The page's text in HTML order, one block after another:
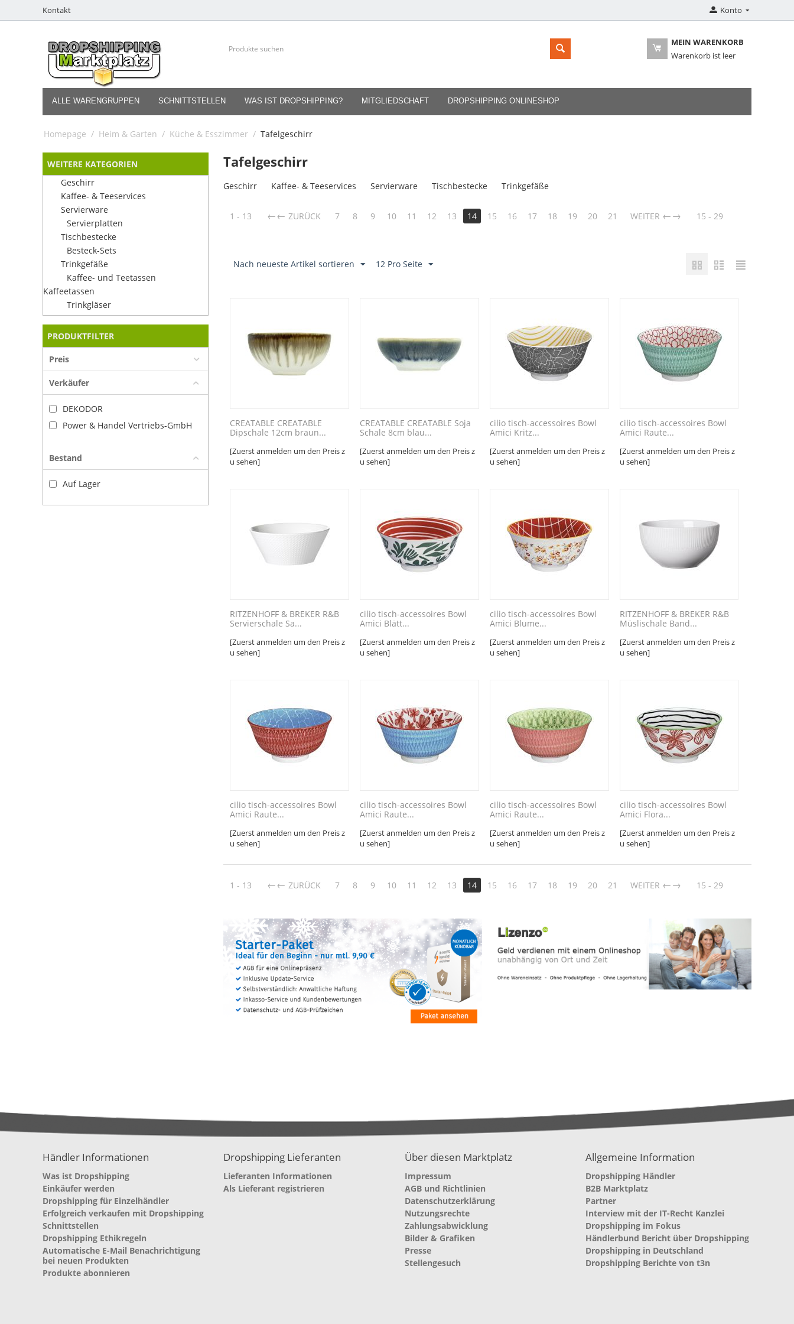
Kontakt Konto
MEIN WARENKORB
Warenkorb ist leer
ALLE WARENGRUPPEN SCHNITTSTELLEN WAS IST DROPSHIPPING? MITGLIEDSCHAFT DROPSHIPPING ONLINESHOP
Homepage / Heim & Garten / Küche & Esszimmer / Tafelgeschirr
WEITERE KATEGORIEN
Geschirr
Kaffee- & Teeservices
Servierware
Servierplatten
Tischbestecke
Besteck-Sets
Trinkgefäße
Kaffee- und Teetassen
Kaffeetassen
Trinkgläser
PRODUKTFILTER
Preis
Verkäufer
DEKODOR
Power & Handel Vertriebs-GmbH
Bestand
Auf Lager
Tafelgeschirr
Geschirr Kaffee- & Teeservices Servierware Tischbestecke Trinkgefäße
1 - 13 ← ZURÜCK 7 8 9 10 11 12 13 14 15 16 17 18 19 20 21 WEITER → 15 - 29
Nach neueste Artikel sortieren 12 Pro Seite
CREATABLE CREATABLE
Dipschale 12cm braun...
[Zuerst anmelden um den Preis z
u sehen]
CREATABLE CREATABLE Soja
Schale 8cm blau...
[Zuerst anmelden um den Preis z
u sehen]
cilio tisch-accessoires Bowl
Amici Kritz...
[Zuerst anmelden um den Preis z
u sehen]
cilio tisch-accessoires Bowl
Amici Raute...
[Zuerst anmelden um den Preis z
u sehen]
RITZENHOFF & BREKER R&B
Servierschale Sa...
[Zuerst anmelden um den Preis z
u sehen]
cilio tisch-accessoires Bowl
Amici Blätt...
[Zuerst anmelden um den Preis z
u sehen]
cilio tisch-accessoires Bowl
Amici Blume...
[Zuerst anmelden um den Preis z
u sehen]
RITZENHOFF & BREKER R&B
Müslischale Band...
[Zuerst anmelden um den Preis z
u sehen]
cilio tisch-accessoires Bowl
Amici Raute...
[Zuerst anmelden um den Preis z
u sehen]
cilio tisch-accessoires Bowl
Amici Raute...
[Zuerst anmelden um den Preis z
u sehen]
cilio tisch-accessoires Bowl
Amici Raute...
[Zuerst anmelden um den Preis z
u sehen]
cilio tisch-accessoires Bowl
Amici Flora...
[Zuerst anmelden um den Preis z
u sehen]
1 - 13 ← ZURÜCK 7 8 9 10 11 12 13 14 15 16 17 18 19 20 21 WEITER → 15 - 29
Händler Informationen
Was ist Dropshipping
Einkäufer werden
Dropshipping für Einzelhändler
Erfolgreich verkaufen mit Dropshipping
Schnittstellen
Dropshipping Ethikregeln
Automatische E-Mail Benachrichtigung
bei neuen Produkten
Produkte abonnieren
Dropshipping Lieferanten
Lieferanten Informationen
Als Lieferant registrieren
Über diesen Marktplatz
Impressum
AGB und Richtlinien
Datenschutzerklärung
Nutzungsrechte
Zahlungsabwicklung
Bilder & Grafiken
Presse
Stellengesuch
Allgemeine Information
Dropshipping Händler
B2B Marktplatz
Partner
Interview mit der IT-Recht Kanzlei
Dropshipping im Fokus
Händlerbund Bericht über Dropshipping
Dropshipping in Deutschland
Dropshipping Berichte von t3n